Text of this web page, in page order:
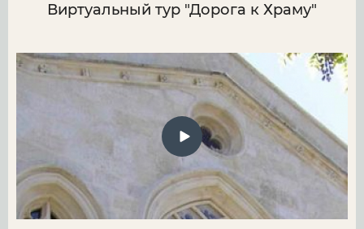
Виртуальный тур "Дорога к Храму"